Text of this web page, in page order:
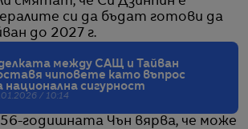
си да бъдат готови да
до 2027 г.
между САЩ и Тайван
чиповете като въпрос
национална сигурност
/ 10:14
годишната Чън вярва, че може